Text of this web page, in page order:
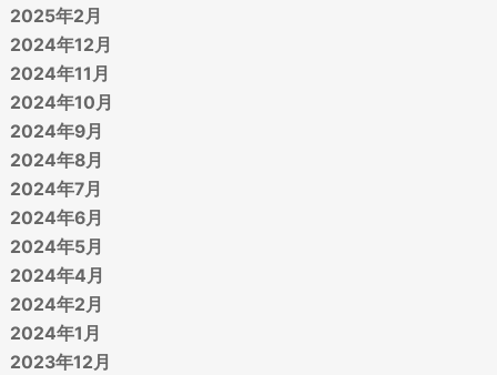
2025年2月
2024年12月
2024年11月
2024年10月
2024年9月
2024年8月
2024年7月
2024年6月
2024年5月
2024年4月
2024年2月
2024年1月
2023年12月